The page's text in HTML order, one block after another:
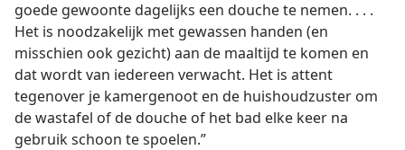
goede gewoonte dagelijks een douche te nemen. . . .
Het is noodzakelijk met gewassen handen (en
misschien ook gezicht) aan de maaltijd te komen en
dat wordt van iedereen verwacht. Het is attent
tegenover je kamergenoot en de huishoudzuster om
de wastafel of de douche of het bad elke keer na
gebruik schoon te spoelen.”